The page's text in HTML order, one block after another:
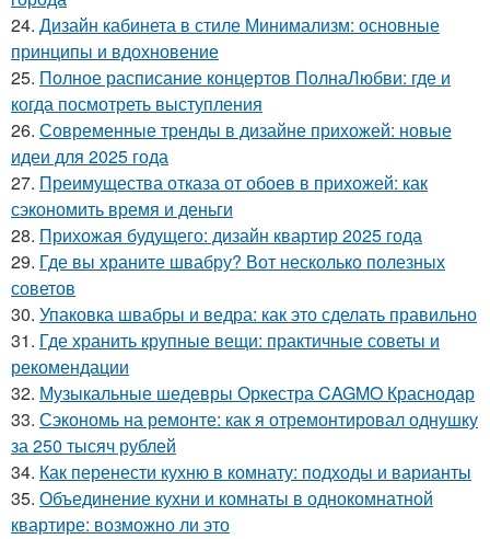
24. Дизайн кабинета в стиле Минимализм: основные
принципы и вдохновение
25. Полное расписание концертов ПолнаЛюбви: где и
когда посмотреть выступления
26. Современные тренды в дизайне прихожей: новые
идеи для 2025 года
27. Преимущества отказа от обоев в прихожей: как
сэкономить время и деньги
28. Прихожая будущего: дизайн квартир 2025 года
29. Где вы храните швабру? Вот несколько полезных
советов
30. Упаковка швабры и ведра: как это сделать правильно
31. Где хранить крупные вещи: практичные советы и
рекомендации
32. Музыкальные шедевры Оркестра CAGMO Краснодар
33. Сэкономь на ремонте: как я отремонтировал однушку
за 250 тысяч рублей
34. Как перенести кухню в комнату: подходы и варианты
35. Объединение кухни и комнаты в однокомнатной
квартире: возможно ли это